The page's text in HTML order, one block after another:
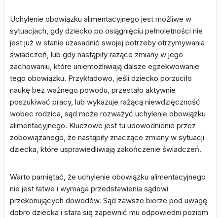
Uchylenie obowiązku alimentacyjnego jest możliwe w
sytuacjach, gdy dziecko po osiągnięciu pełnoletności nie
jest już w stanie uzasadnić swojej potrzeby otrzymywania
świadczeń, lub gdy nastąpiły rażące zmiany w jego
zachowaniu, które uniemożliwiają dalsze egzekwowanie
tego obowiązku. Przykładowo, jeśli dziecko porzuciło
naukę bez ważnego powodu, przestało aktywnie
poszukiwać pracy, lub wykazuje rażącą niewdzięczność
wobec rodzica, sąd może rozważyć uchylenie obowiązku
alimentacyjnego. Kluczowe jest tu udowodnienie przez
zobowiązanego, że nastąpiły znaczące zmiany w sytuacji
dziecka, które usprawiedliwiają zakończenie świadczeń.
Warto pamiętać, że uchylenie obowiązku alimentacyjnego
nie jest łatwe i wymaga przedstawienia sądowi
przekonujących dowodów. Sąd zawsze bierze pod uwagę
dobro dziecka i stara się zapewnić mu odpowiedni poziom